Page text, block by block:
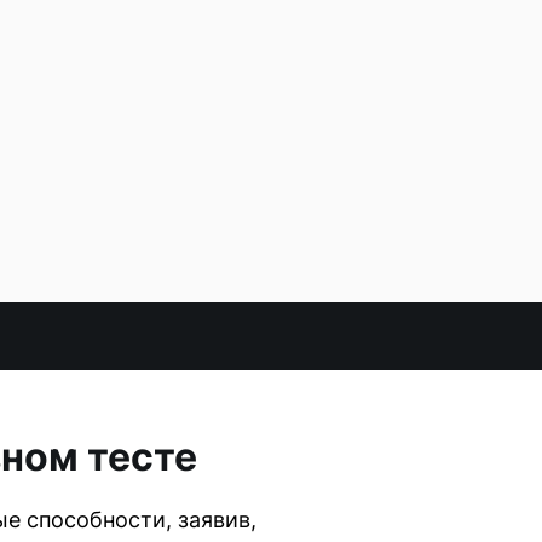
тесте
способности, заявив,